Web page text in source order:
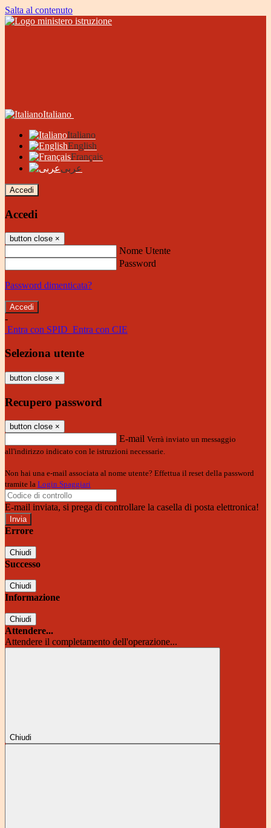
Salta al contenuto
Italiano
Italiano
English
Français
عربى
Accedi
Accedi
button close ×
Nome Utente
Password
Password dimenticata?
-
Entra con SPID Entra con CIE
Seleziona utente
button close ×
Recupero password
button close ×
E-mail Verrà inviato un messaggio
all'indirizzo indicato con le istruzioni necessarie.
Non hai una e-mail associata al nome utente? Effettua il reset della password
tramite la Login Spaggiari
E-mail inviata, si prega di controllare la casella di posta elettronica!
Errore
Chiudi
Successo
Chiudi
Informazione
Chiudi
Attendere...
Attendere il completamento dell'operazione...
Chiudi